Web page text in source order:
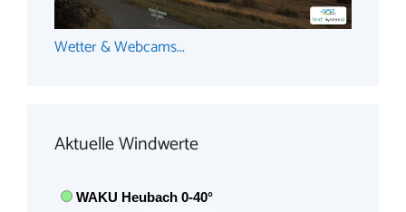
Wetter & Webcams...
Aktuelle Windwerte